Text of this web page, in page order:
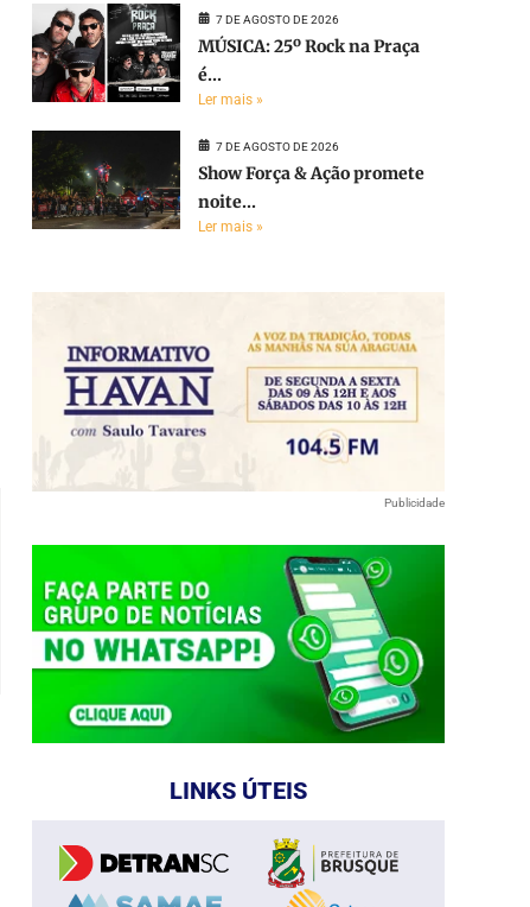
7 DE AGOSTO DE 2026
MÚSICA: 25º Rock na Praça
é...
Ler mais »
7 DE AGOSTO DE 2026
Show Força & Ação promete
noite...
Ler mais »
Publicidade
LINKS ÚTEIS